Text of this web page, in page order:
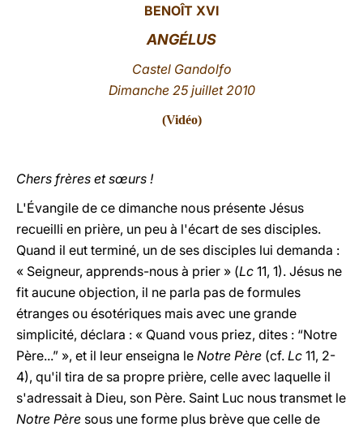
BENOÎT XVI
ANGÉLUS
Castel Gandolfo
Dimanche 25 juillet 2010
(Vidéo)
Chers frères et sœurs !
L'Évangile de ce dimanche nous présente Jésus
recueilli en prière, un peu à l'écart de ses disciples.
Quand il eut terminé, un de ses disciples lui demanda :
« Seigneur, apprends-nous à prier » (Lc 11, 1). Jésus ne
fit aucune objection, il ne parla pas de formules
étranges ou ésotériques mais avec une grande
simplicité, déclara : « Quand vous priez, dites : “Notre
Père...” », et il leur enseigna le Notre Père (cf. Lc 11, 2-
4), qu'il tira de sa propre prière, celle avec laquelle il
s'adressait à Dieu, son Père. Saint Luc nous transmet le
Notre Père sous une forme plus brève que celle de